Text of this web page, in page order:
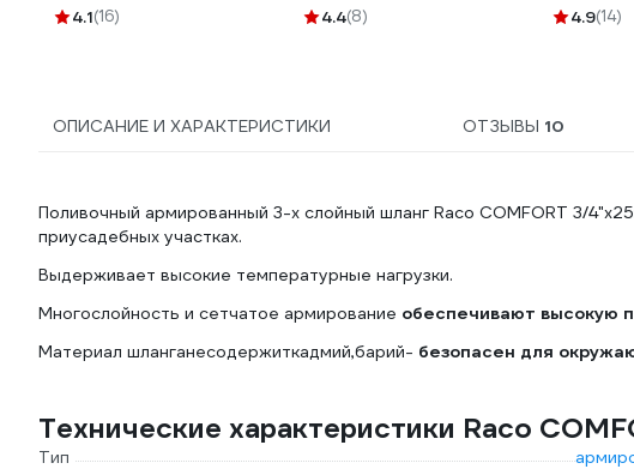
Профитт 0102785-RCS
4.1(16)
4.4(8)
4.9(14)
ОПИСАНИЕ И ХАРАКТЕРИСТИКИ ОТЗЫВЫ 10
Поливочный армированный 3-х слойный шланг Raco COMFORT 3/
приусадебных участках.
Выдерживает высокие температурные нагрузки.
Многослойность и сетчатое армирование обеспечивают высокую
Материал шланганесодержиткадмий,барий- безопасен для
Технические характеристики Raco
Тип